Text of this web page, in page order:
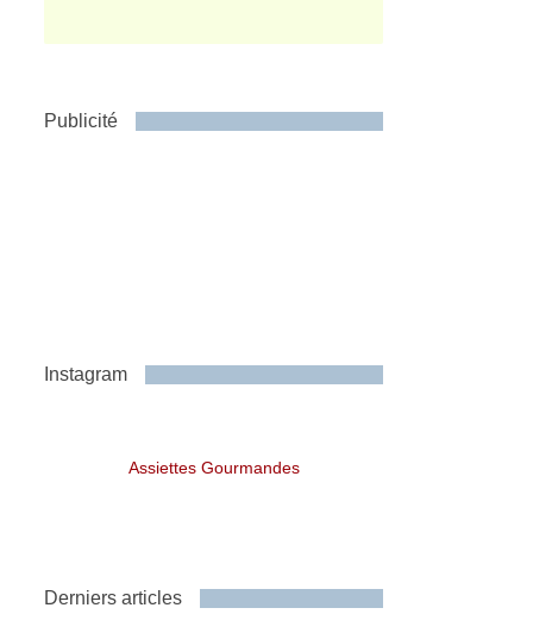
Publicité
Instagram
Assiettes Gourmandes
Derniers articles